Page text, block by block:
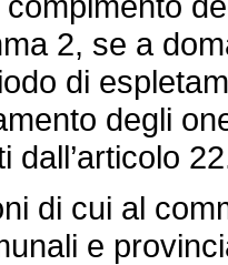
2, se a
di
degli
dall’articolo
di cui al
e